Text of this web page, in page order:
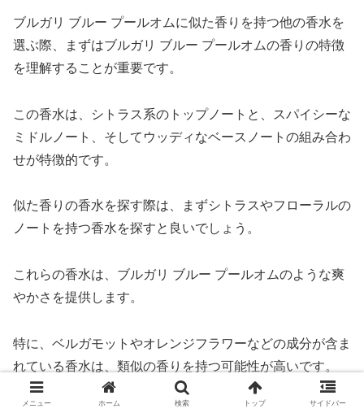
ブルガリ ブルー プールオムに似た香りを持つ他の香水を
選ぶ際、まずはブルガリ ブルー プールオムの香りの特徴
を理解することが重要です。
この香水は、シトラス系のトップノートと、スパイシーな
ミドルノート、そしてウッディなベースノートの組み合わ
せが特徴的です。
似た香りの香水を探す際は、まずシトラスやフローラルの
ノートを持つ香水を探すと良いでしょう。
これらの香水は、ブルガリ ブルー プールオムのような爽
やかさを提供します。
特に、ベルガモットやオレンジフラワーなどの成分が含ま
れている香水は、類似の香りを持つ可能性が高いです。
メニュー ホーム 検索 トップ サイドバー